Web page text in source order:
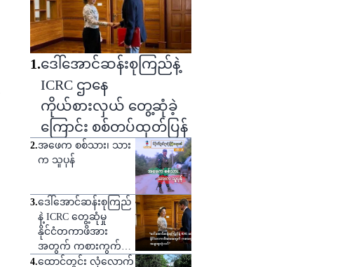
1.ဒေါ်အောင်ဆန်းစုကြည်နဲ့
ICRC ဌာနေ
ကိုယ်စားလှယ် တွေ့ဆုံခဲ့
ကြောင်း စစ်တပ်ထုတ်ပြန်
2.အဖေက စစ်သား၊ သား
က သူပုန်
3.ဒေါ်အောင်ဆန်းစုကြည်
နဲ့ ICRC တွေ့ဆုံမှု
နိုင်ငံတကာဖိအား
အတွက် ကစားကွက်
တစ်ခုဟု သုံးသပ်
4.ထောင်တွင်း လုံလောက်